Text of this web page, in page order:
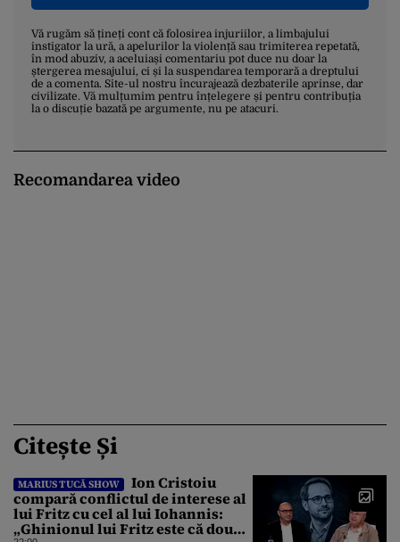
Vă rugăm să țineți cont că folosirea injuriilor, a limbajului
instigator la ură, a apelurilor la violență sau trimiterea repetată,
în mod abuziv, a aceluiași comentariu pot duce nu doar la
ștergerea mesajului, ci și la suspendarea temporară a dreptului
de a comenta. Site-ul nostru încurajează dezbaterile aprinse, dar
civilizate. Vă mulțumim pentru înțelegere și pentru contribuția
la o discuție bazată pe argumente, nu pe atacuri.
Recomandarea video
Citește Și
MARIUS TUCĂ SHOW
Ion Cristoiu
compară conflictul de interese al
lui Fritz cu cel al lui Iohannis:
„Ghinionul lui Fritz este că două